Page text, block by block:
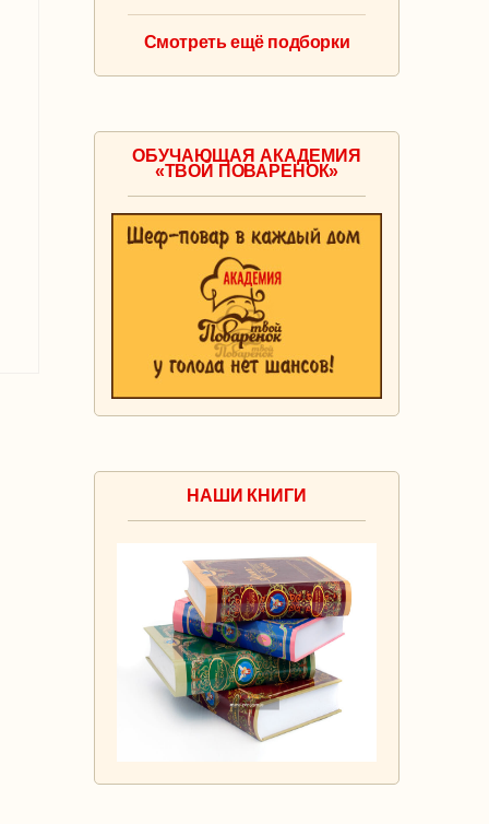
Смотреть ещё подборки
ОБУЧАЮЩАЯ АКАДЕМИЯ
«ТВОЙ ПОВАРЕНОК»
НАШИ КНИГИ